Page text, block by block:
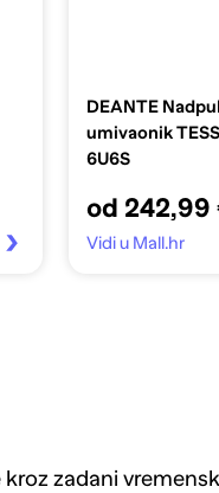
DEANTE
umivaonik
6U6S
od 242,99
Vidi u Mall.hr
zadani